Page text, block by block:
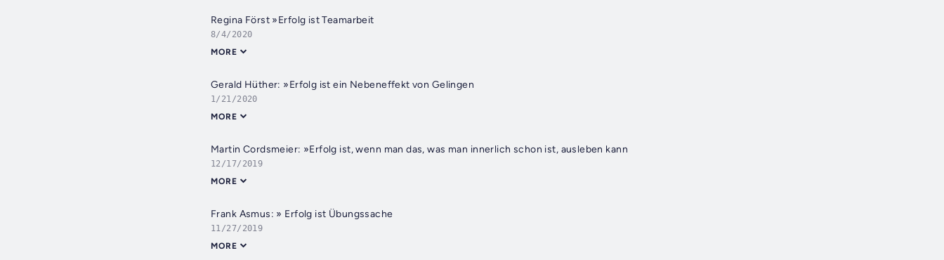
Regina Först »Erfolg ist Teamarbeit
8/4/2020
MORE
Gerald Hüther: »Erfolg ist ein Nebeneffekt von Gelingen
1/21/2020
MORE
Martin Cordsmeier: »Erfolg ist, wenn man das, was man innerlich schon ist, ausleben kann
12/17/2019
MORE
Frank Asmus: » Erfolg ist Übungssache
11/27/2019
MORE